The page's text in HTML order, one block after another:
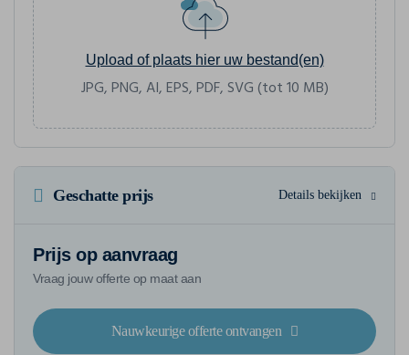
Upload of plaats hier uw bestand(en)
JPG, PNG, AI, EPS, PDF, SVG (tot 10 MB)
Geschatte prijs Details bekijken
Prijs op aanvraag
Vraag jouw offerte op maat aan
Nauwkeurige offerte ontvangen